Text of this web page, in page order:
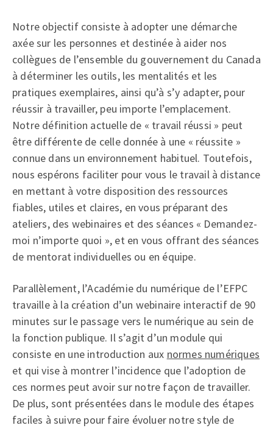
Notre objectif consiste à adopter une démarche
axée sur les personnes et destinée à aider nos
collègues de l’ensemble du gouvernement du Canada
à déterminer les outils, les mentalités et les
pratiques exemplaires, ainsi qu’à s’y adapter, pour
réussir à travailler, peu importe l’emplacement.
Notre définition actuelle de « travail réussi » peut
être différente de celle donnée à une « réussite »
connue dans un environnement habituel. Toutefois,
nous espérons faciliter pour vous le travail à distance
en mettant à votre disposition des ressources
fiables, utiles et claires, en vous préparant des
ateliers, des webinaires et des séances « Demandez-
moi n’importe quoi », et en vous offrant des séances
de mentorat individuelles ou en équipe.
Parallèlement, l’Académie du numérique de l’EFPC
travaille à la création d’un webinaire interactif de 90
minutes sur le passage vers le numérique au sein de
la fonction publique. Il s’agit d’un module qui
consiste en une introduction aux normes numériques
et qui vise à montrer l’incidence que l’adoption de
ces normes peut avoir sur notre façon de travailler.
De plus, sont présentées dans le module des étapes
faciles à suivre pour faire évoluer notre style de